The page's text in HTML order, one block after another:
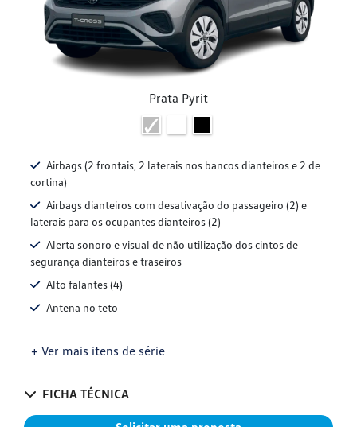
Prata Pyrit
Airbags (2 frontais, 2 laterais nos bancos dianteiros e 2 de
cortina)
Airbags dianteiros com desativação do passageiro (2) e
laterais para os ocupantes dianteiros (2)
Alerta sonoro e visual de não utilização dos cintos de
segurança dianteiros e traseiros
Alto falantes (4)
Antena no teto
+ Ver mais itens de série
FICHA TÉCNICA